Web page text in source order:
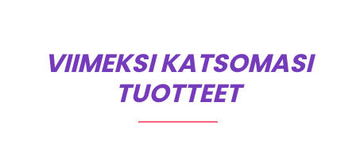
VIIMEKSI KATSOMASI
TUOTTEET